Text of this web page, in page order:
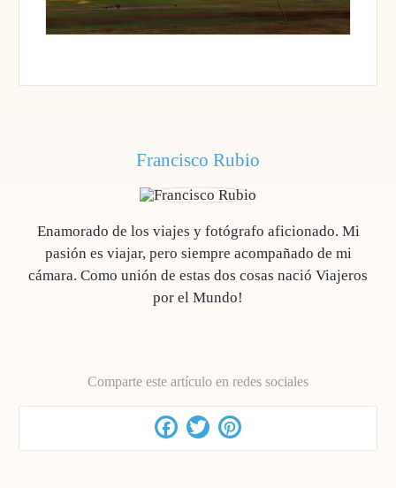
Francisco Rubio
Enamorado de los viajes y fotógrafo aficionado. Mi
pasión es viajar, pero siempre acompañado de mi
cámara. Como unión de estas dos cosas nació Viajeros
por el Mundo!
Comparte este artículo en redes sociales
Facebook
Twitter